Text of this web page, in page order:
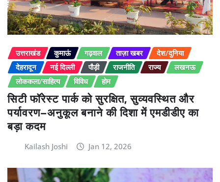
उत्तराखंड कुमाऊं गढ़वाल ताज़ा खबर
देश/दुनिया
देहरादून
नई दिल्ली पौड़ी राजनीति राज्य
लखनऊ
लोककला/साहित्य
विविध होम
सिटी फॉरेस्ट पार्क को सुरक्षित, सुव्यवस्थित और
पर्यावरण–अनुकूल बनाने की दिशा में एमडीडीए का
बड़ा कदम
Kailash Joshi Jan 12, 2026